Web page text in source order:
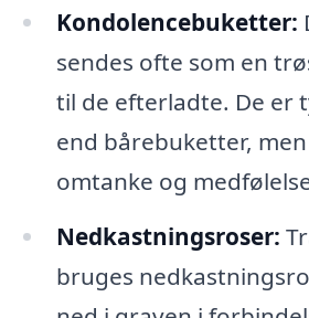
Kondolencebuketter:
sendes ofte som en
til de efterladte. De er
end bårebuketter,
omtanke og
Nedkastningsroser:
bruges